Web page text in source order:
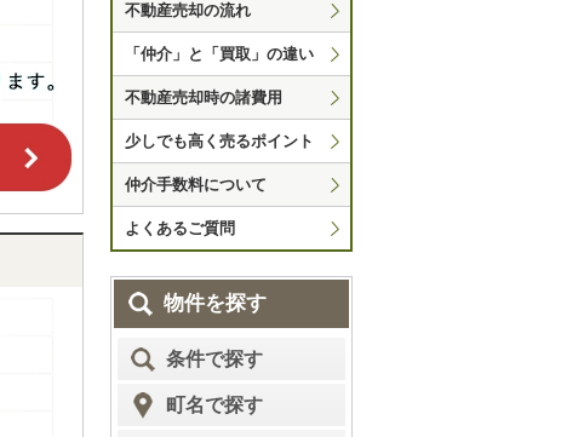
不動産売却の流れ
「仲介」と「買取」の違い
不動産売却時の諸費用
少しでも高く売るポイント
仲介手数料について
よくあるご質問
物件を探す
条件で探す
町名で探す